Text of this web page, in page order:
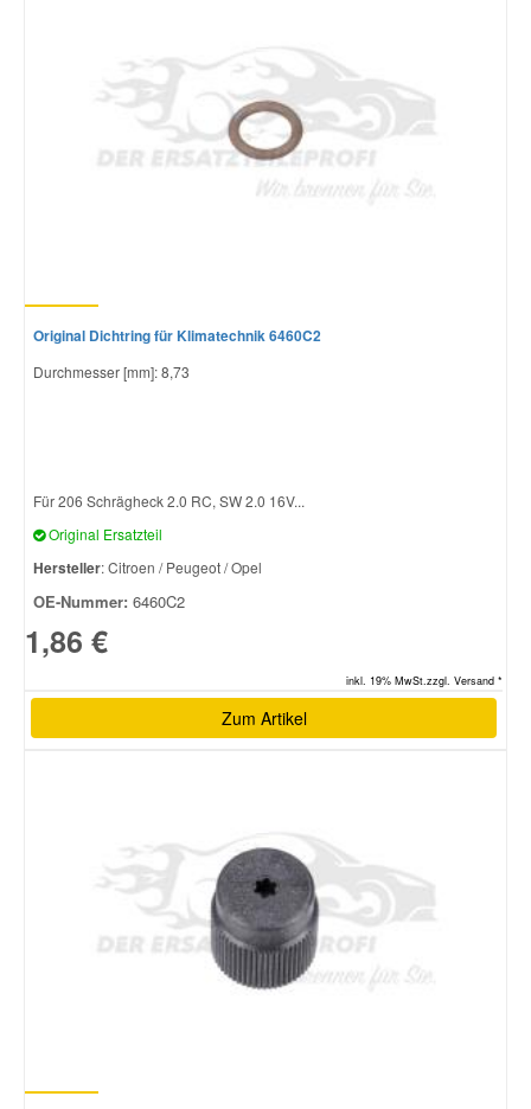
Original Dichtring für Klimatechnik 6460C2
Durchmesser [mm]: 8,73
Für 206 Schrägheck 2.0 RC, SW 2.0 16V...
Original Ersatzteil
Hersteller: Citroen / Peugeot / Opel
OE-Nummer: 6460C2
1,86 €
inkl. 19% MwSt.zzgl. Versand *
Zum Artikel